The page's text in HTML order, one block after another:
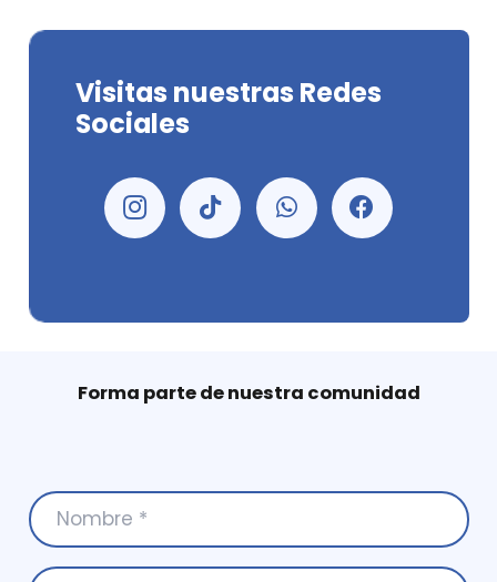
Visitas nuestras Redes
Sociales
Forma parte de nuestra comunidad